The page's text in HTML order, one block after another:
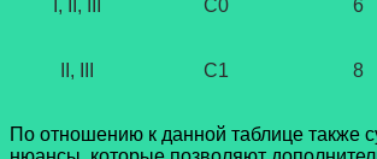
I, II, III С0 6
II, III С1 8
По отношению к данной таблице также